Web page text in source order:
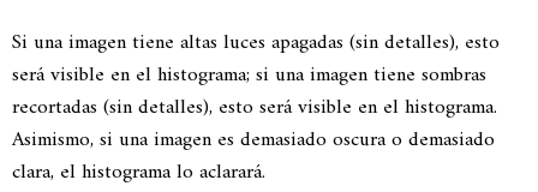
Si una imagen tiene altas luces apagadas (sin detalles), esto
será visible en el histograma; si una imagen tiene sombras
recortadas (sin detalles), esto será visible en el histograma.
Asimismo, si una imagen es demasiado oscura o demasiado
clara, el histograma lo aclarará.